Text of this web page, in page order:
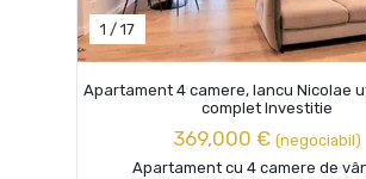
1 / 17
Apartament 4 camere, Iancu Nicolae
complet Investitie
369,000 € (negociabil)
Apartament cu 4 camere de